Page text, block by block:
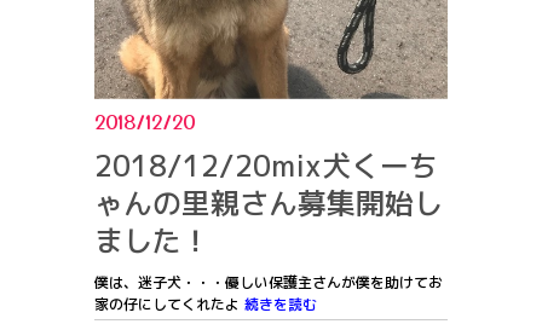
2018/12/20
2018/12/20mix犬くーち
ゃんの里親さん募集開始し
ました！
僕は、迷子犬・・・優しい保護主さんが僕を助けてお
家の仔にしてくれたよ 続きを読む